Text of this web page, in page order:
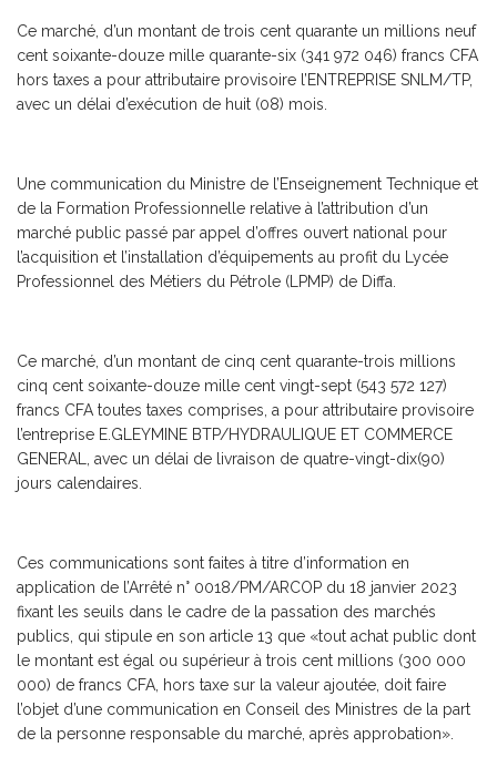
Ce marché, d’un montant de trois cent quarante un millions neuf
cent soixante-douze mille quarante-six (341 972 046) francs CFA
hors taxes a pour attributaire provisoire l’ENTREPRISE SNLM/TP,
avec un délai d’exécution de huit (08) mois.
Une communication du Ministre de l’Enseignement Technique et
de la Formation Professionnelle relative à l’attribution d’un
marché public passé par appel d’offres ouvert national pour
l’acquisition et l’installation d’équipements au profit du Lycée
Professionnel des Métiers du Pétrole (LPMP) de Diffa.
Ce marché, d’un montant de cinq cent quarante-trois millions
cinq cent soixante-douze mille cent vingt-sept (543 572 127)
francs CFA toutes taxes comprises, a pour attributaire provisoire
l’entreprise E.GLEYMINE BTP/HYDRAULIQUE ET COMMERCE
GENERAL, avec un délai de livraison de quatre-vingt-dix(90)
jours calendaires.
Ces communications sont faites à titre d’information en
application de l’Arrêté n° 0018/PM/ARCOP du 18 janvier 2023
fixant les seuils dans le cadre de la passation des marchés
publics, qui stipule en son article 13 que «tout achat public dont
le montant est égal ou supérieur à trois cent millions (300 000
000) de francs CFA, hors taxe sur la valeur ajoutée, doit faire
l’objet d’une communication en Conseil des Ministres de la part
de la personne responsable du marché, après approbation».